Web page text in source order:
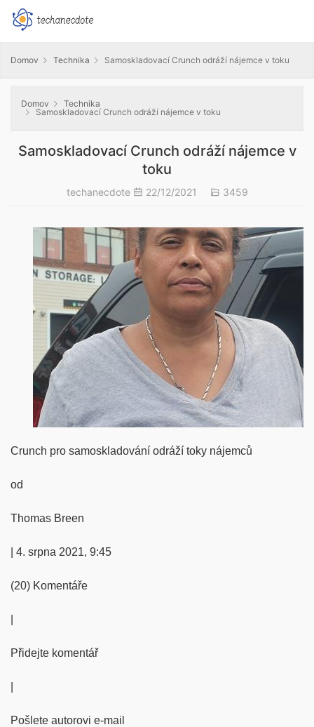
Domov Technika Samoskladovací Crunch odráží nájemce v toku
Domov
Technika
Samoskladovací Crunch odráží nájemce v toku
Samoskladovací Crunch odráží nájemce v
toku
techanecdote 22/12/2021 3459
Crunch pro samoskladování odráží toky nájemců
od
Thomas Breen
| 4. srpna 2021, 9:45
(20) Komentáře
Přidejte komentář
Pošlete autorovi e-mail